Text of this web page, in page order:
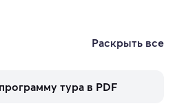
Раскрыть все
тура в PDF